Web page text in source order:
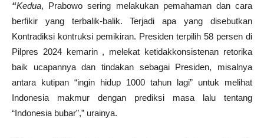
“Kedua, Prabowo sering melakukan pemahaman dan cara
berfikir yang terbalik-balik. Terjadi apa yang disebutkan
Kontradiksi kontruksi pemikiran. Presiden terpilih 58 persen di
Pilpres 2024 kemarin , melekat ketidakkonsistenan retorika
baik ucapannya dan tindakan sebagai Presiden, misalnya
antara kutipan “ingin hidup 1000 tahun lagi” untuk melihat
Indonesia makmur dengan prediksi masa lalu tentang
“Indonesia bubar”,” urainya.